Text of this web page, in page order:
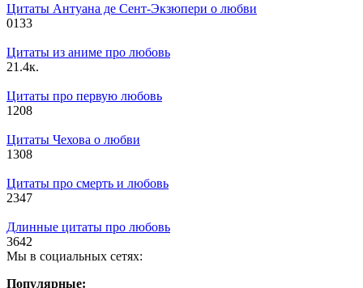
Цитаты Антуана де Сент-Экзюпери о любви
0133
Цитаты из аниме про любовь
21.4к.
Цитаты про первую любовь
1 208
Цитаты Чехова о любви
1308
Цитаты про смерть и любовь
2347
Длинные цитаты про любовь
3642
Мы в социальных сетях:
Популярные: